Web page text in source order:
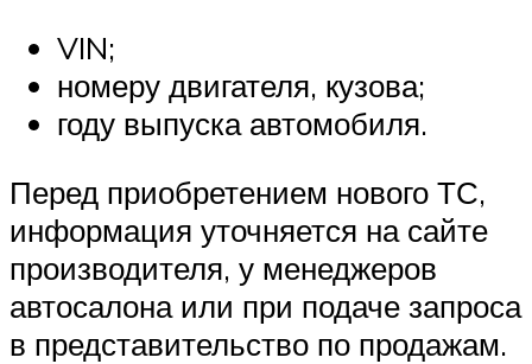
VIN;
номеру двигателя, кузова;
году выпуска автомобиля.
Перед приобретением нового ТС,
информация уточняется на сайте
производителя, у менеджеров
автосалона или при подаче запроса
в представительство по продажам.